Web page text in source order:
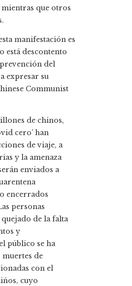
que otros
manifestación es
está descontento
del
expresar su
Communist
de chinos,
cero’ han
de viaje, a
y la amenaza
enviados a
encerrados
personas
de la falta
y
público se ha
de
con el
cuyo